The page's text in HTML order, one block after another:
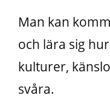
Man kan
och lära sig
kulturer,
svåra.